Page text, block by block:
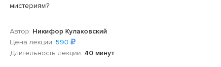
мистериям?
Автор: Никифор Кулаковский
Цена лекции: 590
Длительность лекции: 40 минут